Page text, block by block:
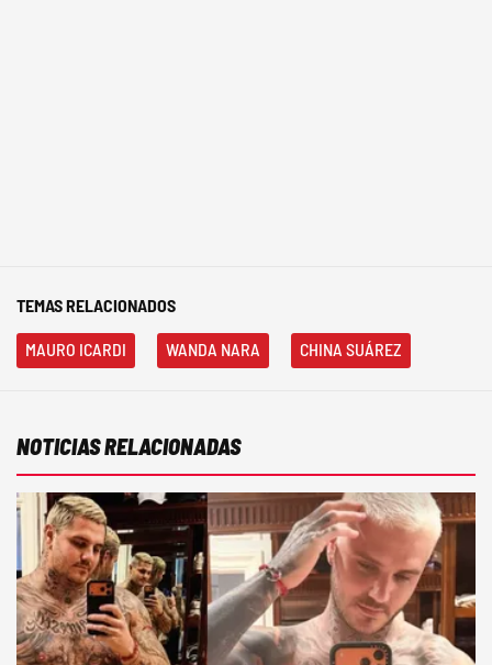
TEMAS RELACIONADOS
MAURO ICARDI WANDA NARA CHINA SUÁREZ
NOTICIAS RELACIONADAS